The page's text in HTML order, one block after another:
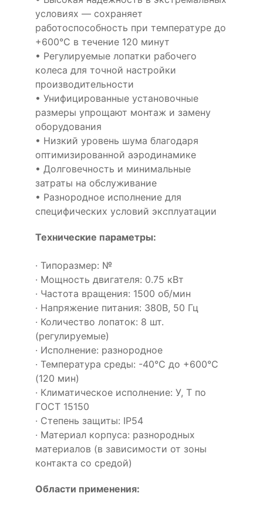
условиях — сохраняет
работоспособность при температуре до
+600°С в течение 120 минут
• Регулируемые лопатки рабочего
колеса для точной настройки
производительности
• Унифицированные установочные
размеры упрощают монтаж и замену
оборудования
• Низкий уровень шума благодаря
оптимизированной аэродинамике
• Долговечность и минимальные
затраты на обслуживание
• Разнородное исполнение для
специфических условий эксплуатации
Технические параметры:
· Типоразмер: №
· Мощность двигателя: 0.75 кВт
· Частота вращения: 1500 об/мин
· Напряжение питания: 380В, 50 Гц
· Количество лопаток: 8 шт.
(регулируемые)
· Исполнение: разнородное
· Температура среды: -40°С до +600°С
(120 мин)
· Климатическое исполнение: У, Т по
ГОСТ 15150
· Степень защиты: IP54
· Материал корпуса: разнородных
материалов (в зависимости от зоны
контакта со средой)
Области применения: